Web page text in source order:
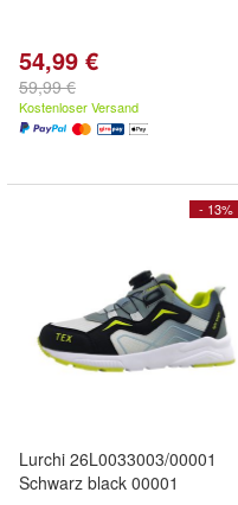
54,99 €
59,99 €
Kostenloser Versand
- 13%
Lurchi 26L0033003/00001
Schwarz black 00001